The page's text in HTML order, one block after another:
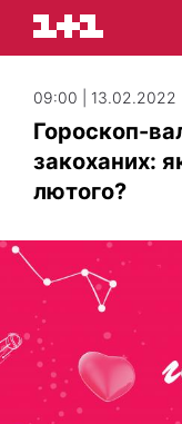
09:00 | 13.02.2022
Гороскоп-
закоханих:
лютого?